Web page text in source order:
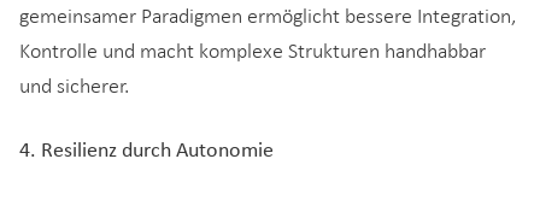
gemeinsamer Paradigmen ermöglicht bessere Integration,
Kontrolle und macht komplexe Strukturen handhabbar
und sicherer.
4. Resilienz durch Autonomie